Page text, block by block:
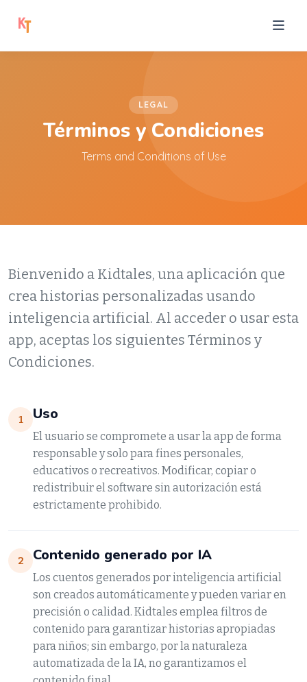
LEGAL
Términos y Condiciones
Terms and Conditions of Use
Bienvenido a Kidtales, una aplicación que
crea historias personalizadas usando
inteligencia artificial. Al acceder o usar esta
app, aceptas los siguientes Términos y
Condiciones.
1 Uso
El usuario se compromete a usar la app de forma
responsable y solo para fines personales,
educativos o recreativos. Modificar, copiar o
redistribuir el software sin autorización está
estrictamente prohibido.
2 Contenido generado por IA
Los cuentos generados por inteligencia artificial
son creados automáticamente y pueden variar en
precisión o calidad. Kidtales emplea filtros de
contenido para garantizar historias apropiadas
para niños; sin embargo, por la naturaleza
automatizada de la IA, no garantizamos el